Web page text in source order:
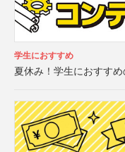
学生におすすめ
夏休み！学生におすす